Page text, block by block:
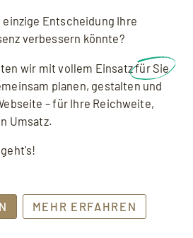
einzige Entscheidung Ihre
verbessern könnte?
wir mit vollem Einsatzfür Sie
planen, gestalten und
– für Ihre Reichweite,
Umsatz.
geht's!
MEHR ERFAHREN